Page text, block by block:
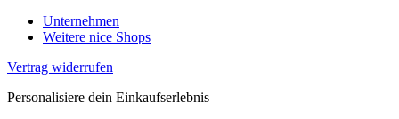
Unternehmen
Weitere nice Shops
Vertrag widerrufen
Personalisiere dein Einkaufserlebnis